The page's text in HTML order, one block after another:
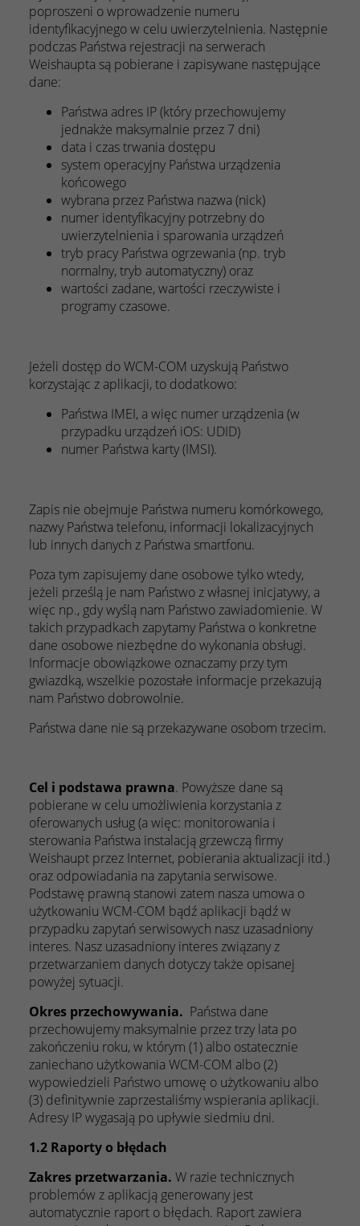
poproszeni o wprowadzenie numeru
identyfikacyjnego w celu uwierzytelnienia. Następnie
podczas Państwa rejestracji na serwerach
Weishaupta są pobierane i zapisywane następujące
dane:
Państwa adres IP (który przechowujemy
jednakże maksymalnie przez 7 dni)
data i czas trwania dostępu
system operacyjny Państwa urządzenia
końcowego
wybrana przez Państwa nazwa (nick)
numer identyfikacyjny potrzebny do
uwierzytelnienia i sparowania urządzeń
tryb pracy Państwa ogrzewania (np. tryb
normalny, tryb automatyczny) oraz
wartości zadane, wartości rzeczywiste i
programy czasowe.
Jeżeli dostęp do WCM-COM uzyskują Państwo
korzystając z aplikacji, to dodatkowo:
Państwa IMEI, a więc numer urządzenia (w
przypadku urządzeń iOS: UDID)
numer Państwa karty (IMSI).
Zapis nie obejmuje Państwa numeru komórkowego,
nazwy Państwa telefonu, informacji lokalizacyjnych
lub innych danych z Państwa smartfonu.
Poza tym zapisujemy dane osobowe tylko wtedy,
jeżeli prześlą je nam Państwo z własnej inicjatywy, a
więc np., gdy wyślą nam Państwo zawiadomienie. W
takich przypadkach zapytamy Państwa o konkretne
dane osobowe niezbędne do wykonania obsługi.
Informacje obowiązkowe oznaczamy przy tym
gwiazdką, wszelkie pozostałe informacje przekazują
nam Państwo dobrowolnie.
Państwa dane nie są przekazywane osobom trzecim.
Cel i podstawa prawna. Powyższe dane są
pobierane w celu umożliwienia korzystania z
oferowanych usług (a więc: monitorowania i
sterowania Państwa instalacją grzewczą firmy
Weishaupt przez Internet, pobierania aktualizacji itd.)
oraz odpowiadania na zapytania serwisowe.
Podstawę prawną stanowi zatem nasza umowa o
użytkowaniu WCM-COM bądź aplikacji bądź w
przypadku zapytań serwisowych nasz uzasadniony
interes. Nasz uzasadniony interes związany z
przetwarzaniem danych dotyczy także opisanej
powyżej sytuacji.
Okres przechowywania. Państwa dane
przechowujemy maksymalnie przez trzy lata po
zakończeniu roku, w którym (1) albo ostatecznie
zaniechano użytkowania WCM-COM albo (2)
wypowiedzieli Państwo umowę o użytkowaniu albo
(3) definitywnie zaprzestaliśmy wspierania aplikacji.
Adresy IP wygasają po upływie siedmiu dni.
1.2 Raporty o błędach
Zakres przetwarzania. W razie technicznych
problemów z aplikacją generowany jest
automatycznie raport o błędach. Raport zawiera